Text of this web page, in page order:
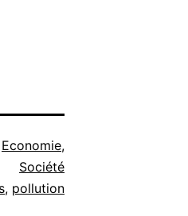
Economie,
Société
, pollution